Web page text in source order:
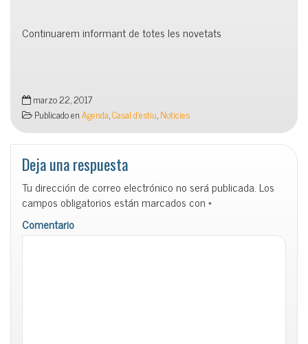
Continuarem informant de totes les novetats
marzo 22, 2017
Publicado enAgenda,Casal d'estiu,Noticies
Deja una respuesta
Tu dirección de correo electrónico no será publicada.Los
campos obligatorios están marcados con*
Comentario